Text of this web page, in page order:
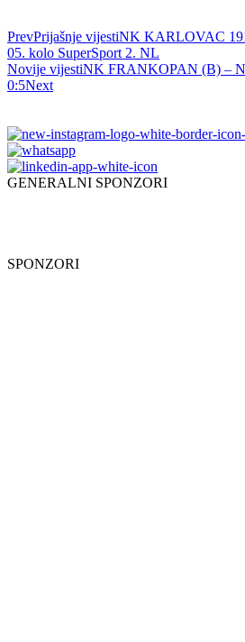
PrevPrijašnje vijestiNK KARLOVAC
05. kolo SuperSport 2. NL
Novije vijestiNK FRANKOPAN (B) –
0:5Next
GENERALNI SPONZORI
SPONZORI